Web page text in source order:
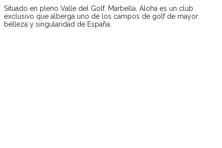
Situado en pleno Valle del Golf, Marbella, Aloha es un club
exclusivo que alberga uno de los campos de golf de mayor
belleza y singularidad de España.